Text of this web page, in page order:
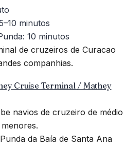
minutos
10 minutos
de cruzeiros de Curacao
companhias.
Cruise Terminal / Mathey
navios de cruzeiro de médio
da Baía de Santa Ana